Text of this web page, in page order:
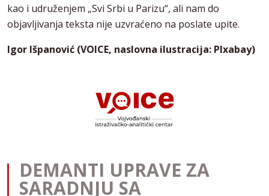
kao i udruženjem „Svi Srbi u Parizu“, ali nam do
objavljivanja teksta nije uzvraćeno na poslate upite.
Igor Išpanović (VOICE, naslovna ilustracija: PIxabay)
DEMANTI UPRAVE ZA
SARADNJU SA